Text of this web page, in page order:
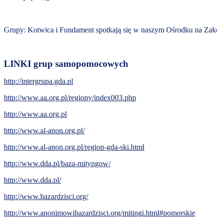
Grupy: Kotwica i Fundament spotkają się w naszym Ośrodku na
LINKI grup samopomocowych
http://intergrupa.gda.pl
http://www.aa.org.pl/regiony/index003.php
http://www.aa.org.pl
http://www.al-anon.org.pl/
http://www.al-anon.org.pl/region-gda-ski.html
http://www.dda.pl/baza-mityngow/
http://www.dda.pl/
http://www.hazardzisci.org/
http://www.anonimowihazardzisci.org/mitingi.html#pomorskie